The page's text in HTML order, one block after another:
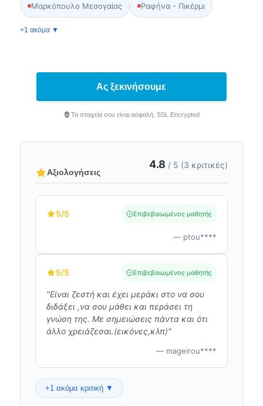
Μαρκόπουλο Μεσογαίας Ραφήνα - Πικέρμι
+1 ακόμα ▼
Ας ξεκινήσουμε
Τα στοιχεία σου είναι ασφαλή. SSL Encrypted
Αξιολογήσεις
4.8 / 5 (3 κριτικές)
5/5 Επιβεβαιωμένος μαθητής
— ptou****
5/5 Επιβεβαιωμένος μαθητής
"Είναι ζεστή και έχει μεράκι στο να σου
διδάξει ,να σου μάθει και περάσει τη
γνώση της. Με σημειώσεις πάντα και ότι
άλλο χρειάζεσαι.(εικόνες,κλπ)"
— mageirou****
4.5/5
+1 ακόμα κριτική ▼